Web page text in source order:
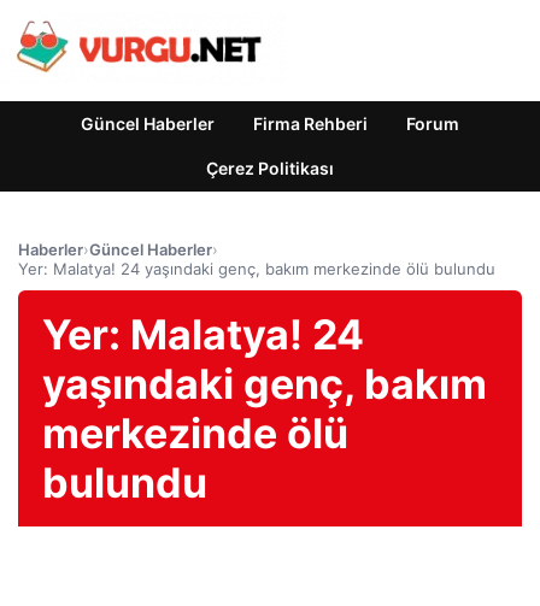
Güncel Haberler Firma Rehberi Forum
Çerez Politikası
Haberler›Güncel Haberler›
Yer: Malatya! 24 yaşındaki genç, bakım merkezinde ölü bulundu
Yer: Malatya! 24
yaşındaki genç, bakım
merkezinde ölü
bulundu